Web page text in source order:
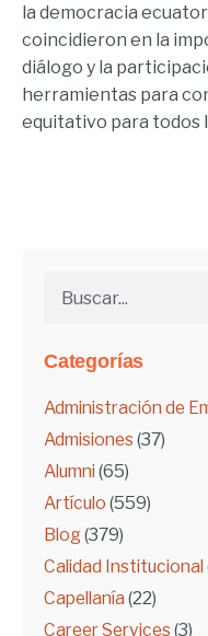
Categorías
Administración de
Admisiones (37)
Alumni (65)
Artículo (559)
Blog(379)
Calidad Institucional
Capellanía (22)
Career Services (3)
la democracia
coincidieron en la
diálogo y la
herramientas para
equitativo para todos